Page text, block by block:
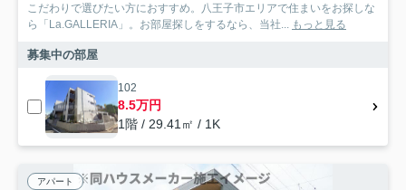
こだわりで選びたい方におすすめ。八王子市エリアで住まいをお探しな
ら「La.GALLERIA」。お部屋探しをするなら、当社... もっと見る
募集中の部屋
102
8.5万円
1階 / 29.41㎡ / 1K
アパート